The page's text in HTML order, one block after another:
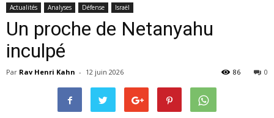
Actualités Analyses Défense Israël
Un proche de Netanyahu
inculpé
Par Rav Henri Kahn - 12 juin 2026 0
86